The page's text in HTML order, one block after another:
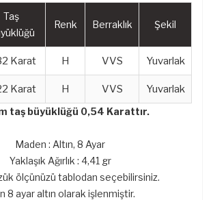
Taş
Renk Berraklık Şekil
Karat H VVS Yuvarlak
Karat H VVS Yuvarlak
taş büyüklüğü 0,54 Karattır.
Maden : Altın, 8 Ayar
Yaklaşık Ağırlık : 4,41 gr
ölçünüzü tablodan seçebilirsiniz.
8 ayar altın olarak işlenmiştir.